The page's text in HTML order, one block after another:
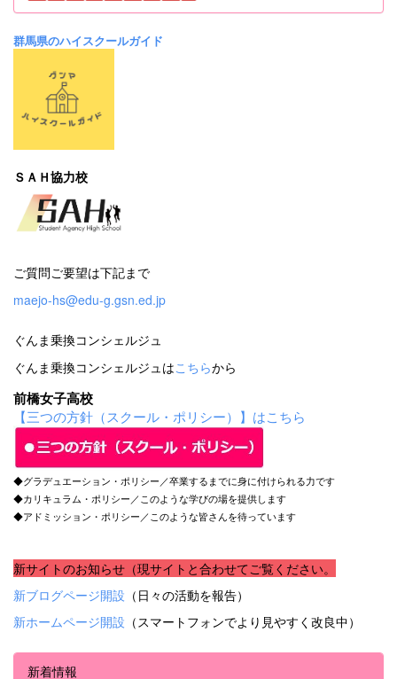
群馬県のハイスクールガイド
ＳＡＨ協力校
ご質問ご要望は下記まで
maejo-hs@edu-g.gsn.ed.jp
ぐんま乗換コンシェルジュ
ぐんま乗換コンシェルジュはこちらから
前橋女子高校
【三つの方針（スクール・ポリシー）】はこちら
◆グラデュエーション・ポリシー／卒業するまでに身に付けられる力です
◆カリキュラム・ポリシー／このような学びの場を提供します
◆アドミッション・ポリシー／このような皆さんを待っています
新サイトのお知らせ（現サイトと合わせてご覧ください。
新ブログページ開設 （日々の活動を報告）
新ホームページ開設 （スマートフォンでより見やすく改良中）
新着情報